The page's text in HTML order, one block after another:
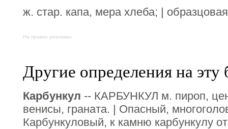
ж. стар. капа, мера хлеба; |
На правах рекламы:
Другие определения на эту
Карбункул -- КАРБУНКУЛ м. пироп,
венисы, граната. | Опасный,
Карбункуловый, к камню карбункулу